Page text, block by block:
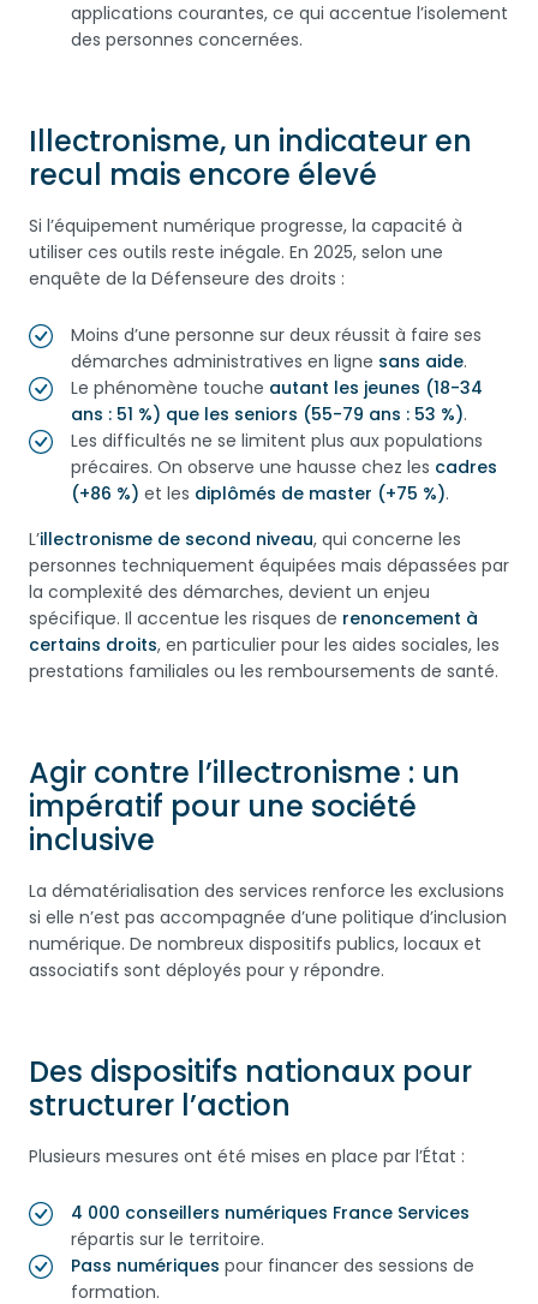
applications courantes, ce qui accentue l’isolement
des personnes concernées.
Illectronisme, un indicateur en
recul mais encore élevé
Si l’équipement numérique progresse, la capacité à
utiliser ces outils reste inégale. En 2025, selon une
enquête de la Défenseure des droits :
Moins d’une personne sur deux réussit à faire ses
démarches administratives en ligne sans aide.
Le phénomène touche autant les jeunes (18-34
ans : 51 %) que les seniors (55-79 ans : 53 %).
Les difficultés ne se limitent plus aux populations
précaires. On observe une hausse chez les cadres
(+86 %) et les diplômés de master (+75 %).
L’illectronisme de second niveau, qui concerne les
personnes techniquement équipées mais dépassées par
la complexité des démarches, devient un enjeu
spécifique. Il accentue les risques de renoncement à
certains droits, en particulier pour les aides sociales, les
prestations familiales ou les remboursements de santé.
Agir contre l’illectronisme : un
impératif pour une société
inclusive
La dématérialisation des services renforce les exclusions
si elle n’est pas accompagnée d’une politique d’inclusion
numérique. De nombreux dispositifs publics, locaux et
associatifs sont déployés pour y répondre.
Des dispositifs nationaux pour
structurer l’action
Plusieurs mesures ont été mises en place par l’État :
4 000 conseillers numériques France Services
répartis sur le territoire.
Pass numériques pour financer des sessions de
formation.